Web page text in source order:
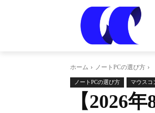
ホーム ノートPCの選び方
ノートPCの選び方 マウスコ
【2026